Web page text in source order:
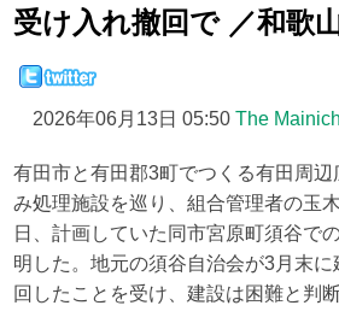
受け入れ撤回で ／和歌
2026年06月13日 05:50 The
有田市と有田郡3町でつくる有田周
み処理施設を巡り、組合管理者の玉
日、計画していた同市宮原町須谷で
明した。地元の須谷自治会が3月末
回したことを受け、建設は困難と判